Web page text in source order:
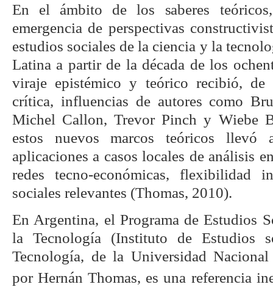
En el ámbito de los saberes
emergencia de perspectivas
estudios sociales de la ciencia y la
Latina a partir de la década de los
viraje epistémico y teórico recibió, de
crítica, influencias de autores como
Michel Callon, Trevor Pinch y Wiebe
estos nuevos marcos teóricos
aplicaciones a casos locales de análisis
redes tecno-económicas, flexibilidad
sociales relevantes (Thomas, 2010).
En Argentina, el Programa de Estudios
la Tecnología (Instituto de Estudios
Tecnología, de la Universidad
por Hernán Thomas, es una referencia